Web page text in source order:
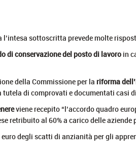
sottoscritta prevede molte
di conservazione del posto di lavoro in
della Commissione per la riforma
tutela di comprovati e documentati casi
viene recepito “l’accordo quadro
retribuito al 60% a carico delle
euro degli scatti di anzianità per gli